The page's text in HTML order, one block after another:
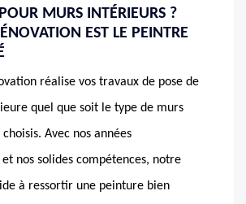
MURS INTÉRIEURS ?
EST LE PEINTRE
réalise vos travaux de pose de
quel que soit le type de murs
Avec nos années
et nos solides compétences, notre
à ressortir une peinture bien